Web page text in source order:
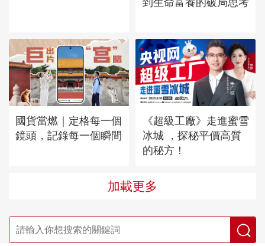
國貨當燃｜定格每一個
鏡頭，記錄每一個瞬間
《超級工廠》走進蜜雪
冰城 ，探秘平價高質
的秘方！
加載更多